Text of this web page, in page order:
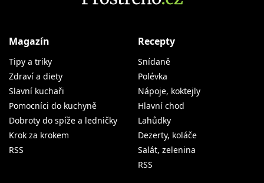
Magazín
Tipy a triky
Zdraví a diety
Slavní kuchaři
Pomocníci do kuchyně
Dobroty do spíže a ledničky
Krok za krokem
RSS
Recepty
Snídaně
Polévka
Nápoje, koktejly
Hlavní chod
Lahůdky
Dezerty, koláče
Salát, zelenina
RSS